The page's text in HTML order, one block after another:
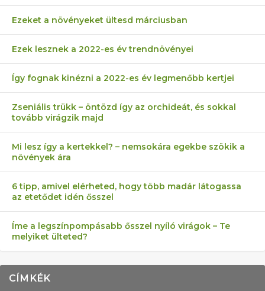
Ezeket a növényeket ültesd márciusban
Ezek lesznek a 2022-es év trendnövényei
Így fognak kinézni a 2022-es év legmenőbb kertjei
Zseniális trükk – öntözd így az orchideát, és sokkal
tovább virágzik majd
Mi lesz így a kertekkel? – nemsokára egekbe szökik a
növények ára
6 tipp, amivel elérheted, hogy több madár látogassa
az etetődet idén ősszel
Íme a legszínpompásabb ősszel nyíló virágok – Te
melyiket ülteted?
CÍMKÉK